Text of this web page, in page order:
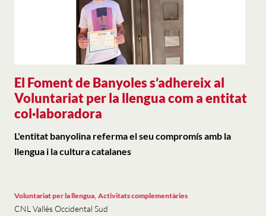
El Foment de Banyoles s’adhereix al
Voluntariat per la llengua com a entitat
col·laboradora
L'entitat banyolina referma el seu compromís amb la
llengua i la cultura catalanes
Voluntariat per la llengua, Activitats complementàries
CNL Vallès Occidental Sud